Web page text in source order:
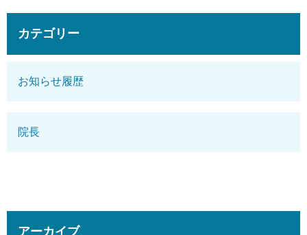
カテゴリー
お知らせ履歴
院長
アーカイブ